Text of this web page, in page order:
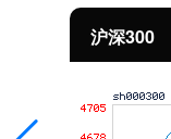
北